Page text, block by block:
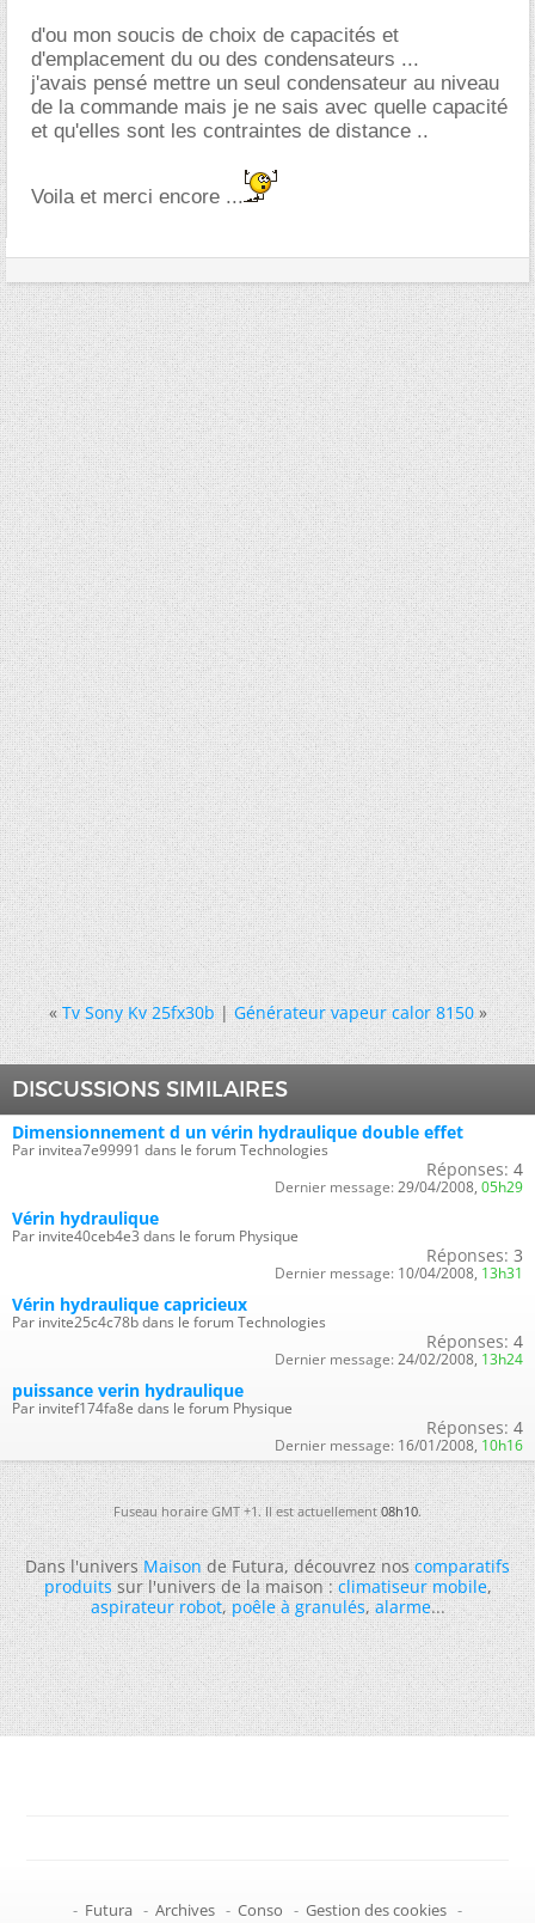
d'ou mon soucis de choix de capacités et
d'emplacement du ou des condensateurs ...
j'avais pensé mettre un seul condensateur au niveau
de la commande mais je ne sais avec quelle capacité
et qu'elles sont les contraintes de distance ..
Voila et merci encore ...
« Tv Sony Kv 25fx30b|Générateur vapeur calor 8150 »
DISCUSSIONS SIMILAIRES
Dimensionnement d un vérin hydraulique double effet
Par invitea7e99991 dans le forum Technologies
Réponses: 4
Dernier message: 29/04/2008, 05h29
Vérin hydraulique
Par invite40ceb4e3 dans le forum Physique
Réponses: 3
Dernier message: 10/04/2008, 13h31
Vérin hydraulique capricieux
Par invite25c4c78b dans le forum Technologies
Réponses: 4
Dernier message: 24/02/2008, 13h24
puissance verin hydraulique
Par invitef174fa8e dans le forum Physique
Réponses: 4
Dernier message: 16/01/2008, 10h16
Fuseau horaire GMT +1. Il est actuellement08h10.
Dans l'universMaisonde Futura, découvrez noscomparatifs
produitssur l'univers de la maison :climatiseur mobile,
aspirateur robot,poêle à granulés,alarme...
- Futura - Archives - Conso - Gestion des cookies -